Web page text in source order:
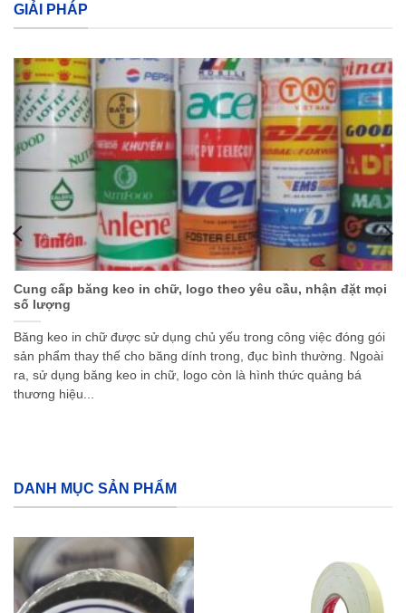
GIẢI PHÁP
Cung cấp băng keo in chữ, logo theo yêu cầu, nhận đặt mọi
số lượng
Băng keo in chữ được sử dụng chủ yếu trong công việc đóng gói
sản phẩm thay thế cho băng dính trong, đục bình thường. Ngoài
ra, sử dụng băng keo in chữ, logo còn là hình thức quảng bá
thương hiệu...
DANH MỤC SẢN PHẨM